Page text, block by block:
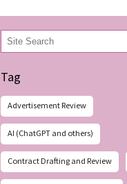
検
索
Tag
Advertisement Review
AI (ChatGPT and others)
Contract Drafting and Review